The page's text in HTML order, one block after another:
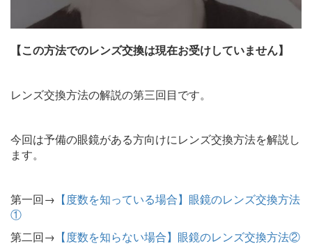
【この方法でのレンズ交換は現在お受けしていません】
レンズ交換方法の解説の第三回目です。
今回は予備の眼鏡がある方向けにレンズ交換方法を解説し
ます。
第一回→ 【度数を知っている場合】眼鏡のレンズ交換方法
①
第二回→ 【度数を知らない場合】眼鏡のレンズ交換方法②